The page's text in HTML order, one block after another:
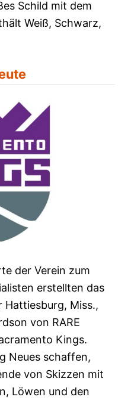
Schild mit dem
Weiß, Schwarz,
der Verein zum
erstellten das
Miss.,
von RARE
Kings.
Neues schaffen,
von Skizzen mit
Löwen und den